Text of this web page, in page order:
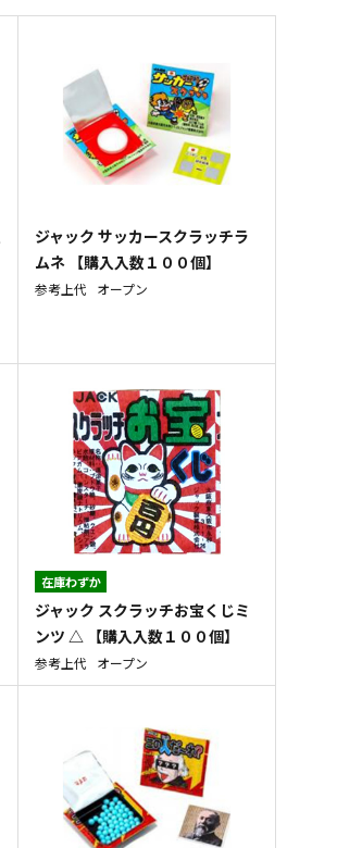
ジャック サッカースクラッチラ
ムネ 【購入入数１００個】
参考上代 オープン
在庫わずか
ジャック スクラッチお宝くじミ
ンツ △ 【購入入数１００個】
参考上代 オープン